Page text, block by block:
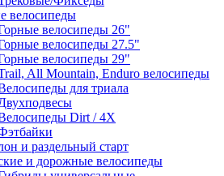
велосипеды
велосипеды 26"
велосипеды 27.5"
велосипеды 29"
All Mountain, Enduro велосипеды
для триала
Dirt / 4X
и раздельный старт
и дорожные велосипеды